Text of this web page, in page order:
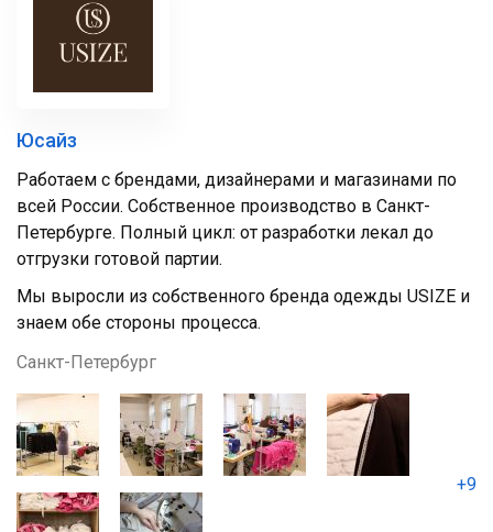
Юсайз
Работаем с брендами, дизайнерами и магазинами по
всей России. Собственное производство в Санкт-
Петербурге. Полный цикл: от разработки лекал до
отгрузки готовой партии.
Мы выросли из собственного бренда одежды USIZE и
знаем обе стороны процесса.
Санкт-Петербург
+9